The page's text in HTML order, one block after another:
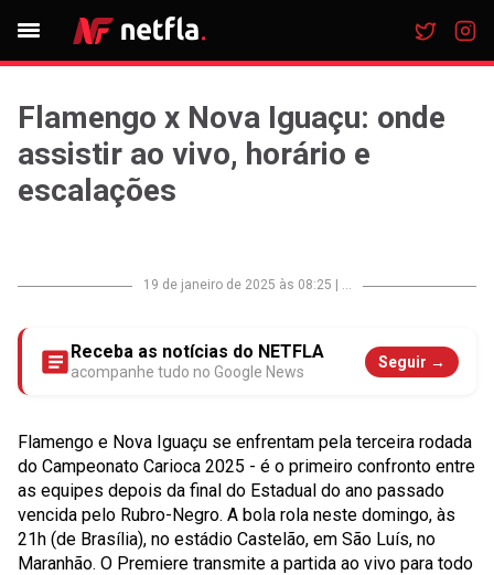
Flamengo x Nova Iguaçu: onde
assistir ao vivo, horário e
escalações
19 de janeiro de 2025 às 08:25 ...
Receba as notícias do NETFLA
acompanhe tudo no Google News
Seguir →
Flamengo e Nova Iguaçu se enfrentam pela terceira rodada
do Campeonato Carioca 2025 - é o primeiro confronto entre
as equipes depois da final do Estadual do ano passado
vencida pelo Rubro-Negro. A bola rola neste domingo, às
21h (de Brasília), no estádio Castelão, em São Luís, no
Maranhão. O Premiere transmite a partida ao vivo para todo